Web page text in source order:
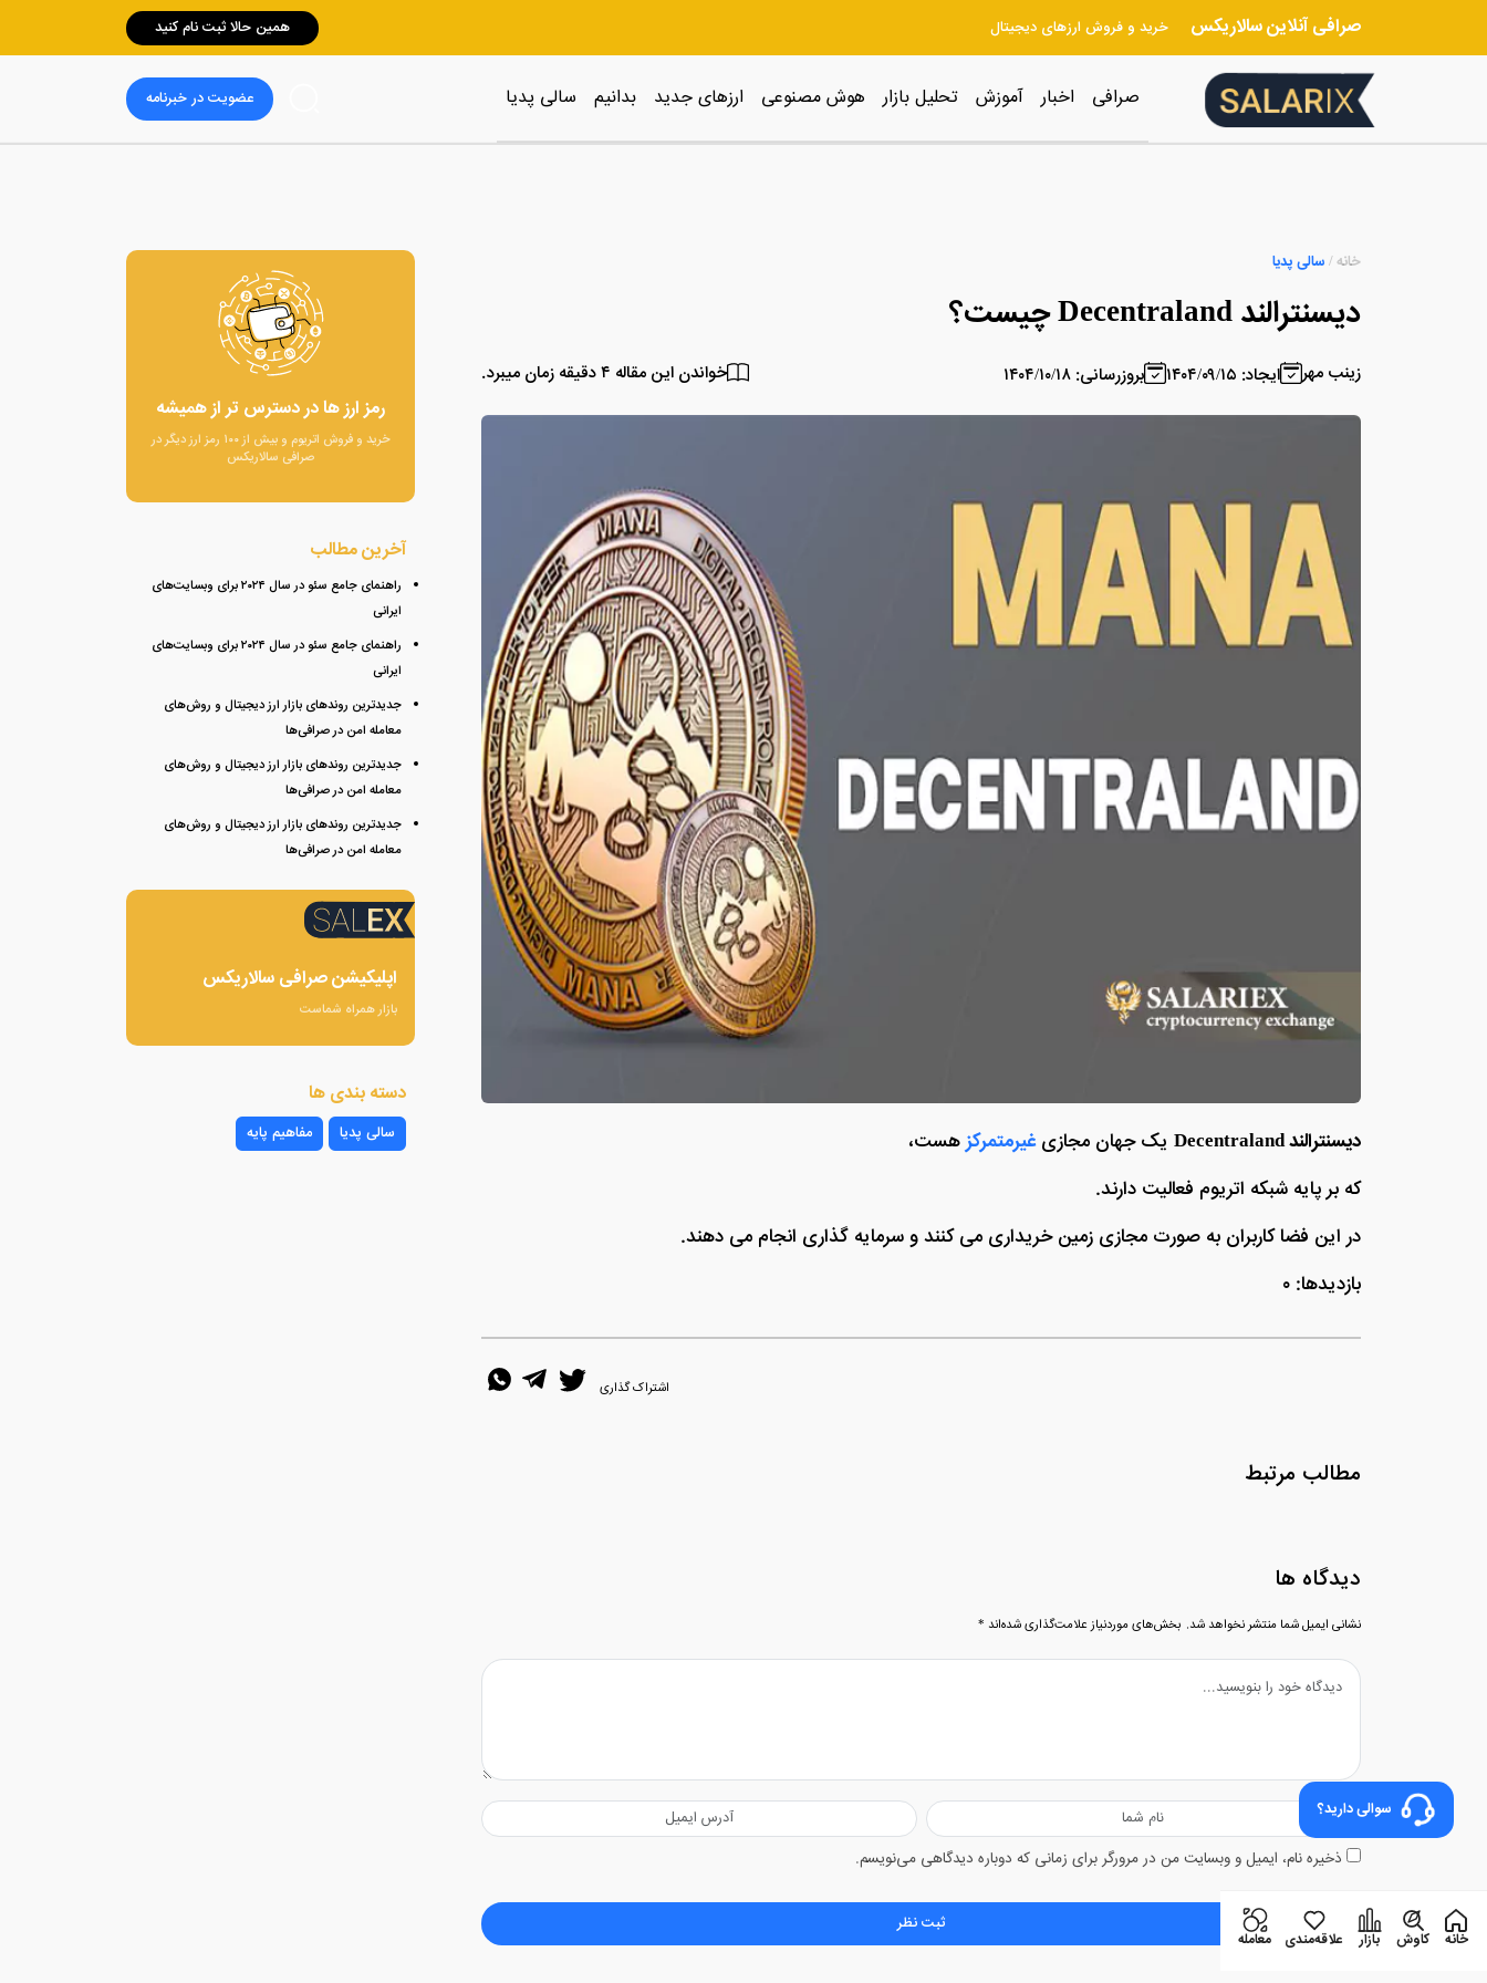
صرافی آنلاین سالاریکس خرید و فروش ارزهای دیجیتال همین حالا ثبت نام کنید
صرافی اخبار آموزش تحلیل بازار هوش مصنوعی ارزهای جدید بدانیم سالی پدیا عضویت در خبرنامه
خانه/سالی پدیا
دیسنترالند Decentraland چیست؟
زینب مهر ایجاد: ۱۴۰۴/۰۹/۱۵ بروزرسانی: ۱۴۰۴/۱۰/۱۸ خواندن این مقاله ۴ دقیقه زمان میبرد.
دیسنترالند Decentraland یک جهان مجازیغیرمتمرکزهست،
که بر پایه شبکه اتریوم فعالیت دارند.
در این فضا کاربران به صورت مجازی زمین خریداری می کنند و سرمایه گذاری انجام می دهند.
بازدیدها: ۰
اشتراک گذاری
مطالب مرتبط
دیدگاه ها
نشانی ایمیل شما منتشر نخواهد شد. بخش‌های موردنیاز علامت‌گذاری شده‌اند *
ذخیره نام، ایمیل و وبسایت من در مرورگر برای زمانی که دوباره دیدگاهی می‌نویسم.
رمز ارز ها در دسترس تر از همیشه
خرید و فروش اتریوم و بیش از ۱۰۰ رمز ارز دیگر در
صرافی سالاریکس
آخرین مطالب
راهنمای جامع سئو در سال ۲۰۲۴ برای وبسایت‌های
ایرانی
راهنمای جامع سئو در سال ۲۰۲۴ برای وبسایت‌های
ایرانی
جدیدترین روندهای بازار ارز دیجیتال و روش‌های
معامله امن در صرافی‌ها
جدیدترین روندهای بازار ارز دیجیتال و روش‌های
معامله امن در صرافی‌ها
جدیدترین روندهای بازار ارز دیجیتال و روش‌های
معامله امن در صرافی‌ها
اپلیکیشن صرافی سالاریکس
بازار همراه شماست
دسته بندی ها
سالی پدیا مفاهیم پایه
سوالی دارید؟
خانه کاوش بازار علاقه‌مندی معامله